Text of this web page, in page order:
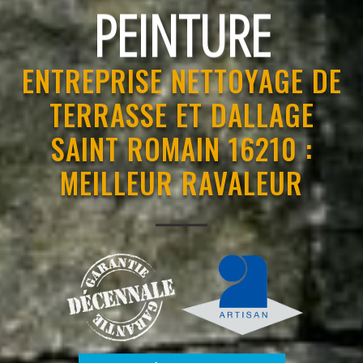
RAVALEMENT
ENTREPRISE NETTOYAGE DE
TERRASSE ET DALLAGE
SAINT ROMAIN 16210 :
MEILLEUR RAVALEUR